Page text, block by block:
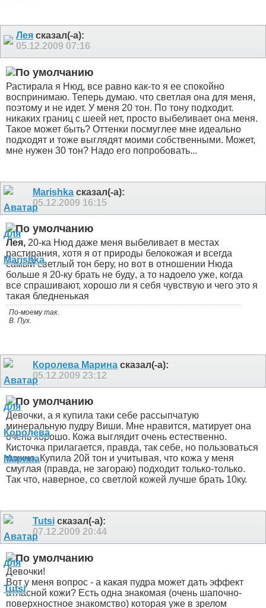
Лея сказал(-а):
05.12.2009 07:16
Растирала я Нюд, все равно как-то я ее спокойно
воспринимаю. Теперь думаю. что светлая она для меня,
поэтому и не идет. У меня 20 тон. По тону подходит.
никаких границ с шеей нет, просто выбеливает она меня.
Такое может быть? Оттенки посмуглее мне идеально
подходят и тоже выглядят моими собственными. Может,
мне нужен 30 тон? Надо его попробовать...
Marishka сказал(-а):
05.12.2009 16:15
Лея, 20-ка Нюд даже меня выбеливает в местах
растирания, хотя я от природы белокожая и всегда
самый светлый тон беру, но вот в отношении Нюда
больше я 20-ку брать не буду, а то надоело уже, когда
все спрашивают, хорошо ли я себя чувствую и чего это я
такая бледненькая
По-моему так.
В. Пух.
Королева Марина сказал(-а):
05.12.2009 23:12
Девочки, а я купила таки себе рассыпчатую
минеральную пудру Виши. Мне нравится, матирует она
очень хорошо. Кожа выглядит очень естественно.
Кисточка прилагается, правда, так себе, но пользоваться
можно. Купила 20й тон и учитывая, что кожа у меня
смуглая (правда, не загораю) подходит только-только.
Так что, наверное, со светлой кожей лучше брать 10ку.
Tutsi сказал(-а):
07.12.2009 20:44
Девочки!
Вот у меня вопрос - а какая пудра может дать эффект
атласной кожи? Есть одна знакомая (очень шапочно-
поверхностное знакомство) которая уже в зрелом